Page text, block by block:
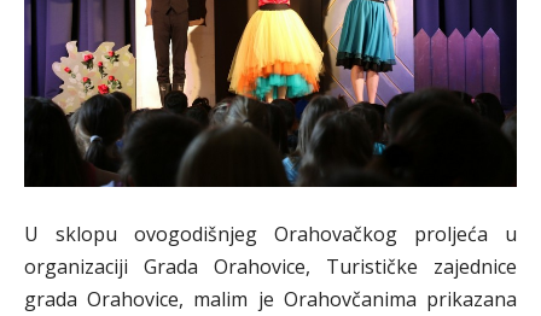
U sklopu ovogodišnjeg Orahovačkog proljeća u
organizaciji Grada Orahovice, Turističke zajednice
grada Orahovice, malim je Orahovčanima prikazana